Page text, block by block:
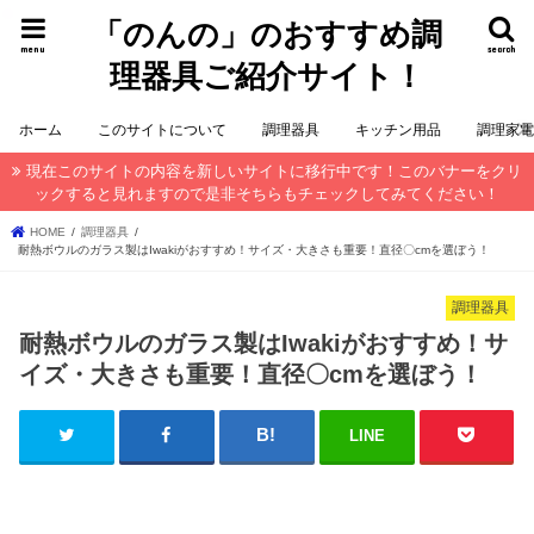
「のんの」のおすすめ調
理器具ご紹介サイト！
search
menu
ホーム このサイトについて 調理器具 キッチン用品 調理家電
現在このサイトの内容を新しいサイトに移行中です！このバナーをクリ
ックすると見れますので是非そちらもチェックしてみてください！
HOME
調理器具
耐熱ボウルのガラス製はIwakiがおすすめ！サイズ・大きさも重要！直径〇cmを選ぼう！
調理器具
耐熱ボウルのガラス製はIwakiがおすすめ！サ
イズ・大きさも重要！直径〇cmを選ぼう！
LINE